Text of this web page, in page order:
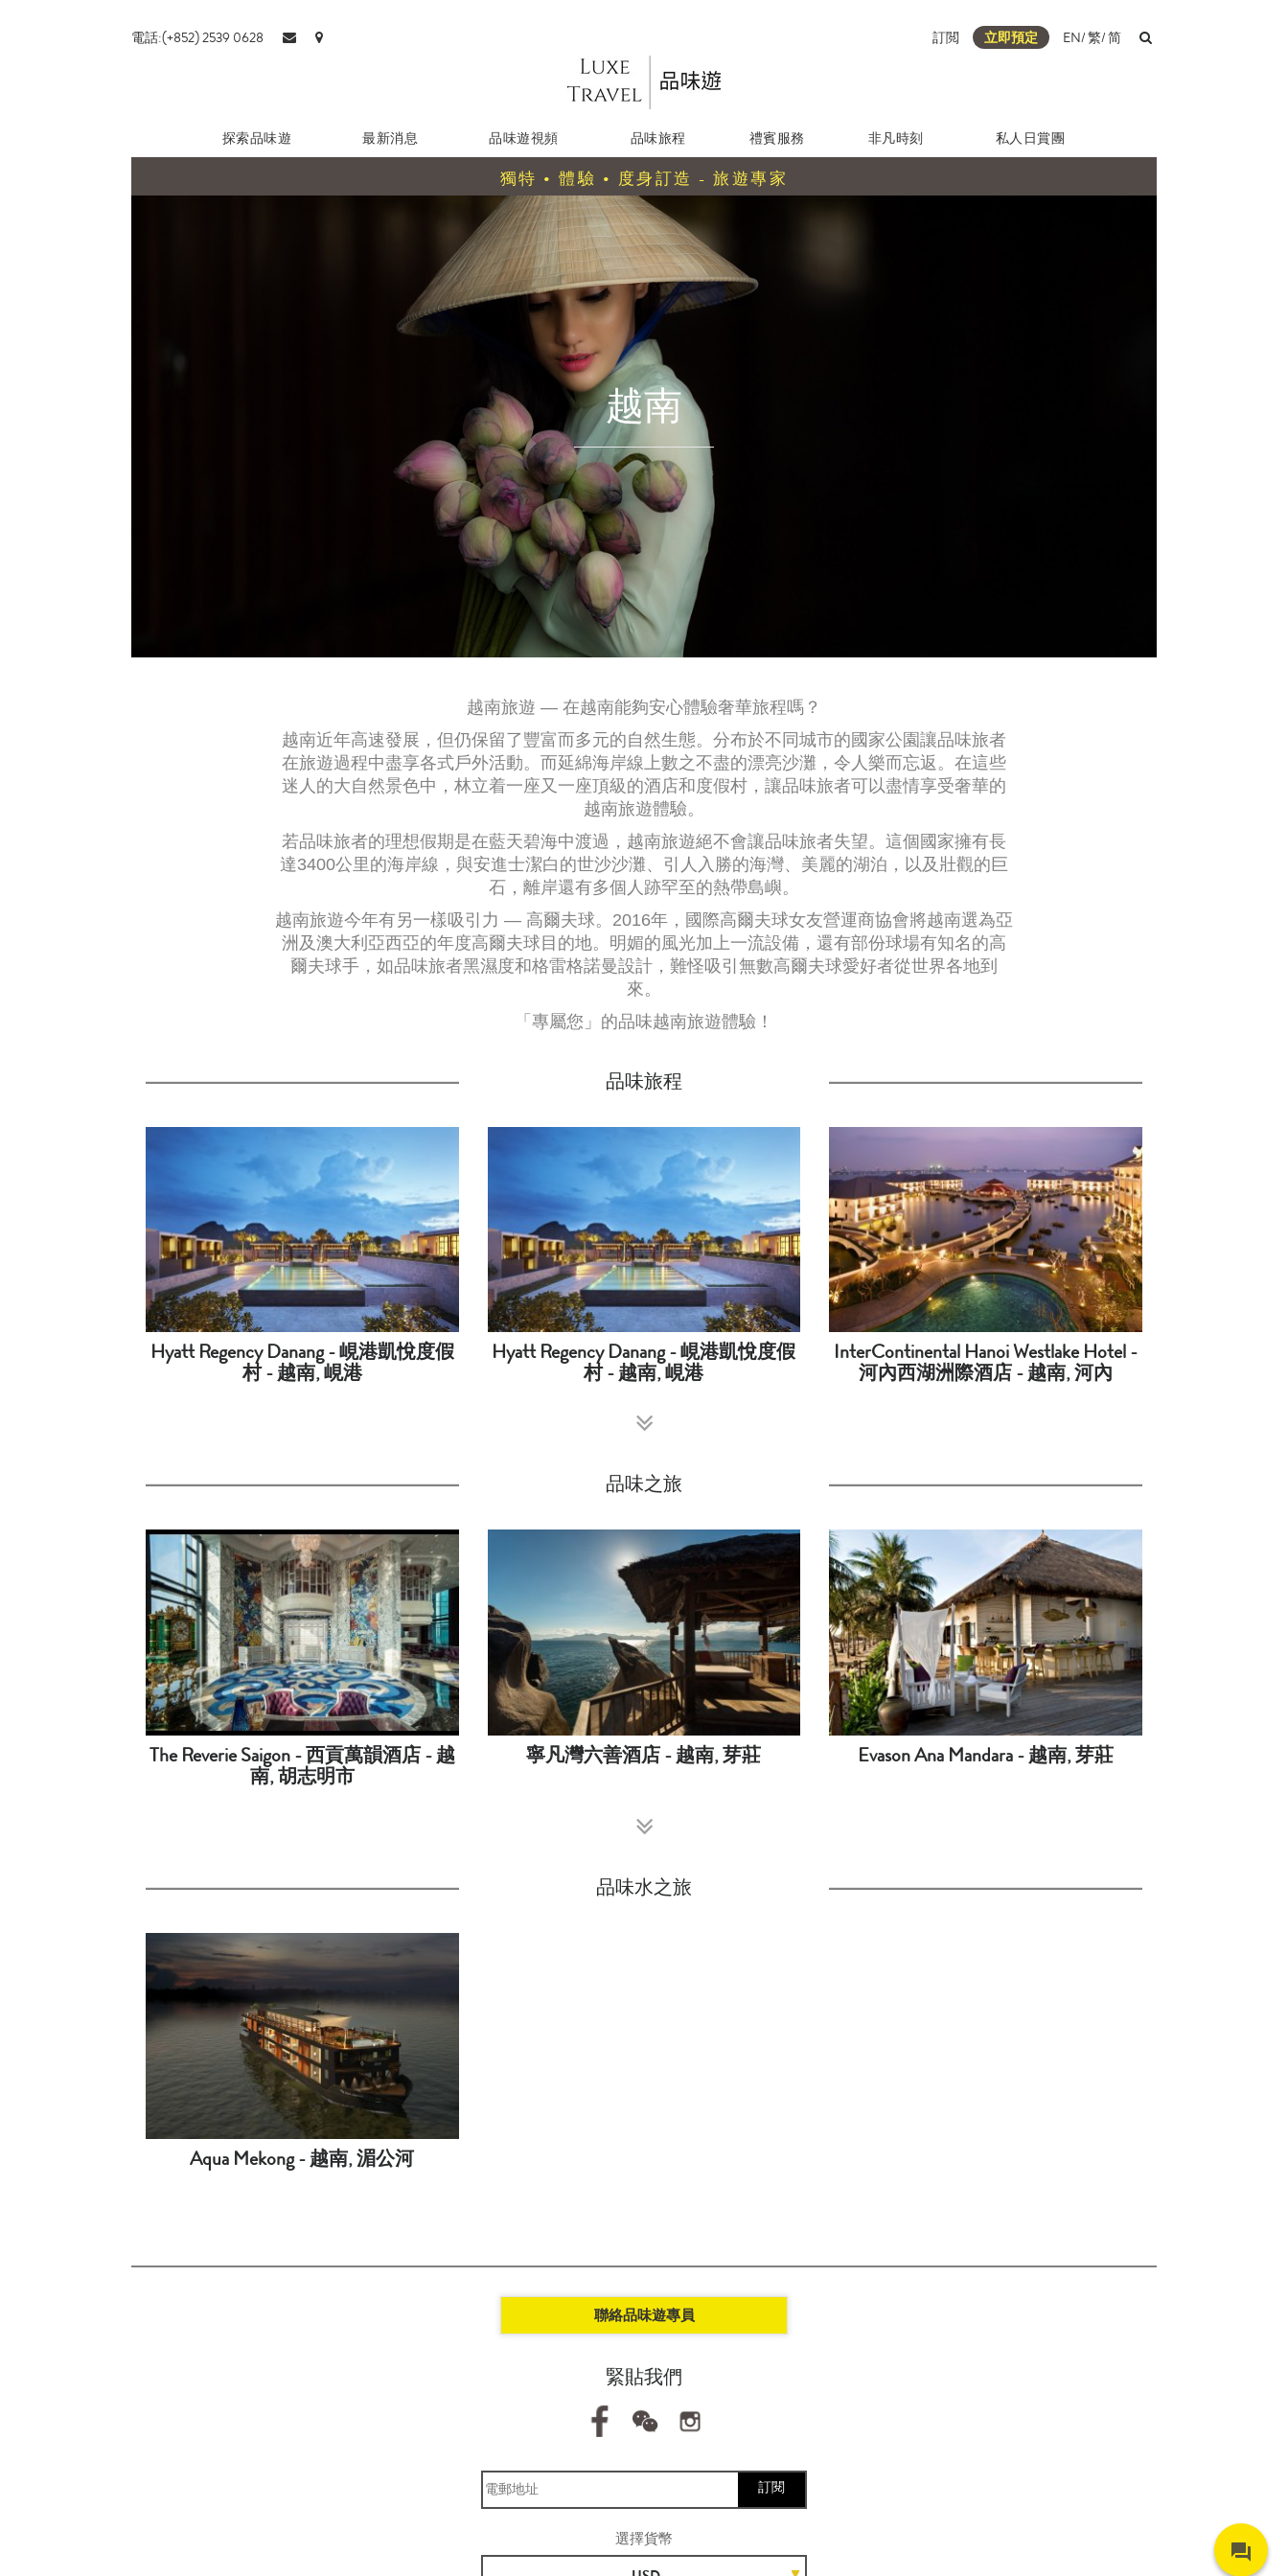
電話:(+852) 2539 0628 訂閲 立即預定 EN/繁/简
探索品味遊 最新消息 品味遊視頻 品味旅程 禮賓服務 非凡時刻 私人日賞團
獨特 • 體驗 • 度身訂造 - 旅遊專家
越南
越南旅遊 — 在越南能夠安心體驗奢華旅程嗎？
越南近年高速發展，但仍保留了豐富而多元的自然生態。分布於不同城市的國家公園讓品味旅者
在旅遊過程中盡享各式戶外活動。而延綿海岸線上數之不盡的漂亮沙灘，令人樂而忘返。在這些
迷人的大自然景色中，林立着一座又一座頂級的酒店和度假村，讓品味旅者可以盡情享受奢華的
越南旅遊體驗。
若品味旅者的理想假期是在藍天碧海中渡過，越南旅遊絕不會讓品味旅者失望。這個國家擁有長
達3400公里的海岸線，與安進士潔白的世沙沙灘、引人入勝的海灣、美麗的湖泊，以及壯觀的巨
石，離岸還有多個人跡罕至的熱帶島嶼。
越南旅遊今年有另一樣吸引力 — 高爾夫球。2016年，國際高爾夫球女友營運商協會將越南選為亞
洲及澳大利亞西亞的年度高爾夫球目的地。明媚的風光加上一流設備，還有部份球場有知名的高
爾夫球手，如品味旅者黑濕度和格雷格諾曼設計，難怪吸引無數高爾夫球愛好者從世界各地到
來。
「專屬您」的品味越南旅遊體驗！
品味旅程
Hyatt Regency Danang - 峴港凱悅度假
村 - 越南, 峴港
Hyatt Regency Danang - 峴港凱悅度假
村 - 越南, 峴港
InterContinental Hanoi Westlake Hotel -
河內西湖洲際酒店 - 越南, 河內
品味之旅
The Reverie Saigon - 西貢萬韻酒店 - 越
南, 胡志明市
寧凡灣六善酒店 - 越南, 芽莊 Evason Ana Mandara - 越南, 芽莊
品味水之旅
Aqua Mekong - 越南, 湄公河
聯絡品味遊專員
緊貼我們
訂閱
選擇貨幣